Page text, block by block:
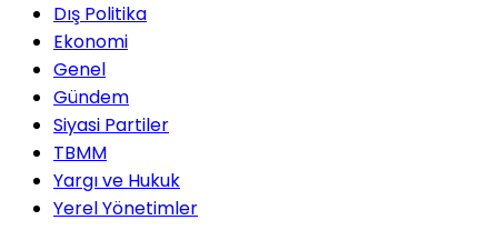
Dış Politika
Ekonomi
Genel
Gündem
Siyasi Partiler
TBMM
Yargı ve Hukuk
Yerel Yönetimler